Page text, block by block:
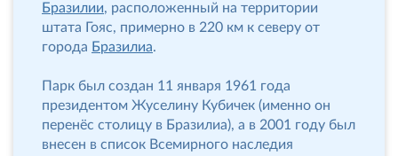
Бразилии, расположенный на территории
штата Гояс, примерно в 220 км к северу от
города Бразилиа.
Парк был создан 11 января 1961 года
президентом Жуселину Кубичек (именно он
перенёс столицу в Бразилиа), а в 2001 году был
внесен в список Всемирного наследия